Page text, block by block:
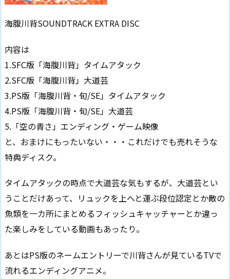
海腹川背SOUNDTRACK EXTRA DISC
内容は
1.SFC版「海腹川背」タイムアタック
2.SFC版「海腹川背」大道芸
3.PS版「海腹川背・旬/SE」タイムアタック
4.PS版「海腹川背・旬/SE」大道芸
5.「空の青さ」エンディング・ゲーム映像
と、おまけにもったいない・・・これだけでも売れそうな
特典ディスク。
タイムアタックの時点で大道芸な気もするが、大道芸とい
うことだけあって、リュックを上へと運ぶ段位認定とか敵の
魚類を一カ所にまとめるフィッシュキャッチャーとか違っ
た楽しみをしている動画もあったり。
あとはPS版のネームエントリーで川背さんが見ているTVで
流れるエンディングアニメ。